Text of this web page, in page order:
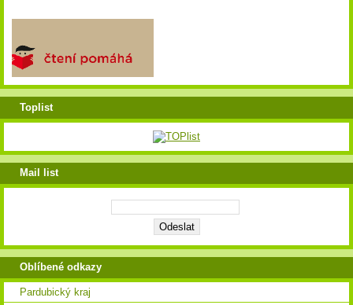
Toplist
Mail list
Oblíbené odkazy
Pardubický kraj